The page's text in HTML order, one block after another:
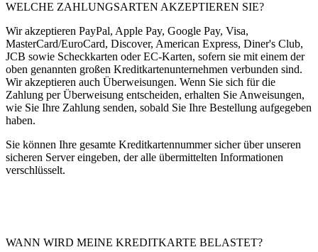
WELCHE ZAHLUNGSARTEN AKZEPTIEREN SIE?
Wir akzeptieren PayPal, Apple Pay, Google Pay, Visa,
MasterCard/EuroCard, Discover, American Express, Diner's Club,
JCB sowie Scheckkarten oder EC-Karten, sofern sie mit einem der
oben genannten großen Kreditkartenunternehmen verbunden sind.
Wir akzeptieren auch Überweisungen. Wenn Sie sich für die
Zahlung per Überweisung entscheiden, erhalten Sie Anweisungen,
wie Sie Ihre Zahlung senden, sobald Sie Ihre Bestellung aufgegeben
haben.
Sie können Ihre gesamte Kreditkartennummer sicher über unseren
sicheren Server eingeben, der alle übermittelten Informationen
verschlüsselt.
WANN WIRD MEINE KREDITKARTE BELASTET?